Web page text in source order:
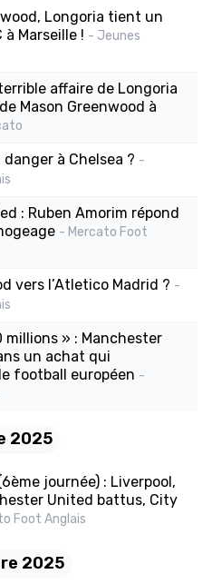
Longoria tient un
Marseille ! - Jeunes
affaire de Longoria
Mason Greenwood à
danger à Chelsea ? -
: Ruben Amorim répond
- Mercato Foot
vers l’Atletico Madrid ? -
millions » : Manchester
un achat qui
football européen -
2025
journée) : Liverpool,
United battus, City
Foot Anglais
2025